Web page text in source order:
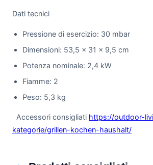
Dati tecnici
Pressione di esercizio: 30 mbar
Dimensioni: 53,5 x 31 x 9,5 cm
Potenza nominale: 2,4 kW
Fiamme: 2
Peso: 5,3 kg
Accessori consigliati https://outdoor-
kategorie/grillen-kochen-haushalt/